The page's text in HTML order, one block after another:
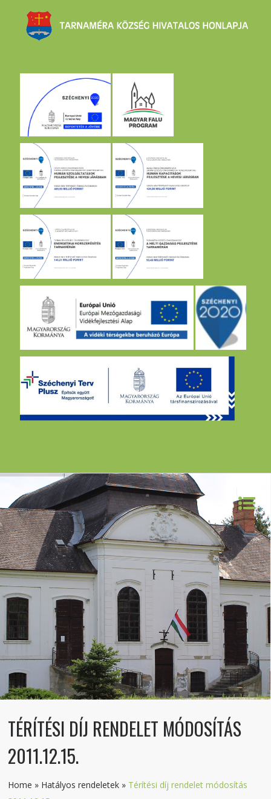
TÉRÍTÉSI DÍJ RENDELET MÓDOSÍTÁS
2011.12.15.
Home » Hatályos rendeletek » Térítési díj rendelet módosítás